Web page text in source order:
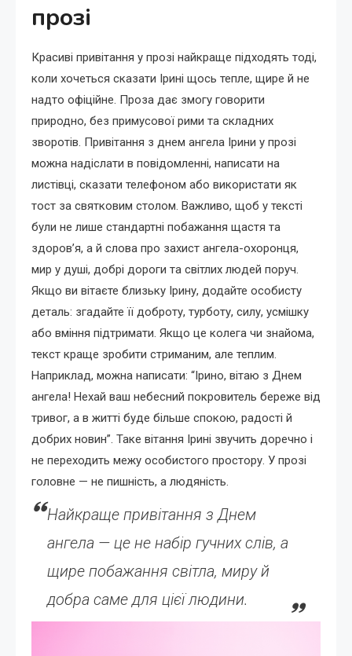
прозі
Красиві привітання у прозі найкраще підходять тоді,
коли хочеться сказати Ірині щось тепле, щире й не
надто офіційне. Проза дає змогу говорити
природно, без примусової рими та складних
зворотів. Привітання з днем ангела Ірини у прозі
можна надіслати в повідомленні, написати на
листівці, сказати телефоном або використати як
тост за святковим столом. Важливо, щоб у тексті
були не лише стандартні побажання щастя та
здоров’я, а й слова про захист ангела-охоронця,
мир у душі, добрі дороги та світлих людей поруч.
Якщо ви вітаєте близьку Ірину, додайте особисту
деталь: згадайте її доброту, турботу, силу, усмішку
або вміння підтримати. Якщо це колега чи знайома,
текст краще зробити стриманим, але теплим.
Наприклад, можна написати: “Ірино, вітаю з Днем
ангела! Нехай ваш небесний покровитель береже від
тривог, а в житті буде більше спокою, радості й
добрих новин”. Таке вітання Ірині звучить доречно і
не переходить межу особистого простору. У прозі
головне — не пишність, а людяність.
Найкраще привітання з Днем
ангела — це не набір гучних слів, а
щире побажання світла, миру й
добра саме для цієї людини.